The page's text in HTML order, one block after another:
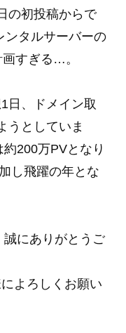
の初投稿からで
ンタルサーバーの
すぎる…。
日、ドメイン取
うとしていま
200万PVとなり
し飛躍の年とな
にありがとうご
よろしくお願い